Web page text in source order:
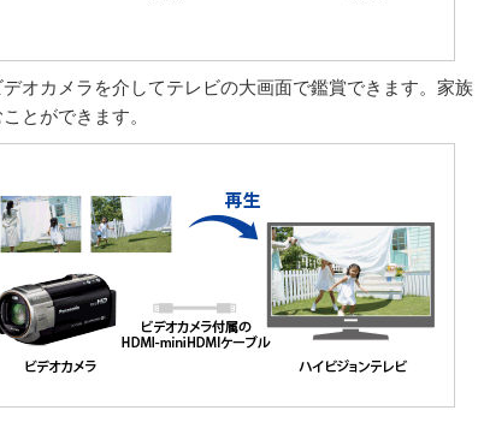
オカメラを介してテレビの大画面で鑑賞できます。家族
とができます。